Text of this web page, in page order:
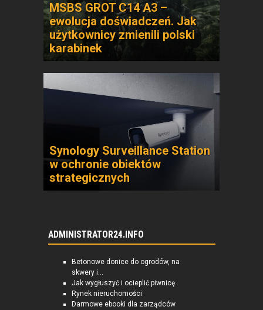
MSBS GROT C14 A3 –
ewolucja doświadczeń. Jak
użytkownicy zmienili polski
karabinek
Synology Surveillance Station
w ochronie obiektów
strategicznych
ADMINISTRATOR24.INFO
Betonowe donice do ogrodów, na
skwery i...
Jak wygłuszyć i ocieplić piwnicę
Rynek nieruchomości
Darmowe ebooki dla zarządców